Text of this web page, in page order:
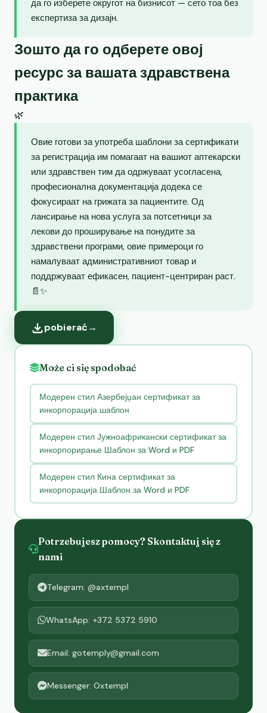
да го изберете округот на бизнисот — сето тоа без
експертиза за дизајн.
Зошто да го одберете овој
ресурс за вашата здравствена
практика
🌿
Овие готови за употреба шаблони за сертификати
за регистрација им помагаат на вашиот аптекарски
или здравствен тим да одржуваат усогласена,
професионална документација додека се
фокусираат на грижата за пациентите. Од
лансирање на нова услуга за потсетници за
лекови до проширување на понудите за
здравствени програми, овие примероци го
намалуваат административниот товар и
поддржуваат ефикасен, пациент-центриран раст.
📄✨
pobierać→
Może ci się spodobać
Модерен стил Азербејџан сертификат за
инкорпорација шаблон
Модерен стил Јужноафрикански сертификат за
инкорпорирање Шаблон за Word и PDF
Модерен стил Кина сертификат за
инкорпорација Шаблон за Word и PDF
Potrzebujesz pomocy? Skontaktuj się z
nami
Telegram: @axtempl
WhatsApp: +372 5372 5910
Email: gotemply@gmail.com
Messenger: Oxtempl